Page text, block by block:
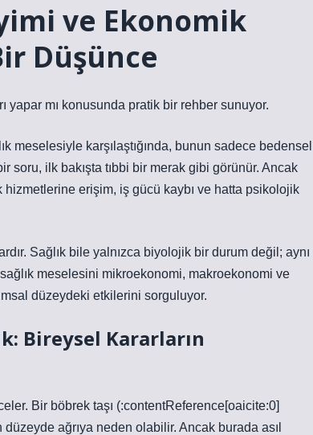
ve Ekonomik
Düşünce
yapar mı konusunda pratik bir rehber sunuyor.
meselesiyle karşılaştığında, bunun sadece bedensel
soru, ilk bakışta tıbbi bir merak gibi görünür. Ancak
erişim, iş gücü kaybı ve hatta psikolojik
Sağlık bile yalnızca biyolojik bir durum değil; aynı
meselesini mikroekonomi, makroekonomi ve
düzeydeki etkilerini sorguluyor.
Bireysel Kararların
Bir böbrek taşı (:contentReference[oaicite:0]
ağrıya neden olabilir. Ancak burada asıl